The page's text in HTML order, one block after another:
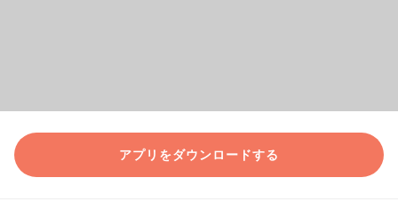
アプリをダウンロードする